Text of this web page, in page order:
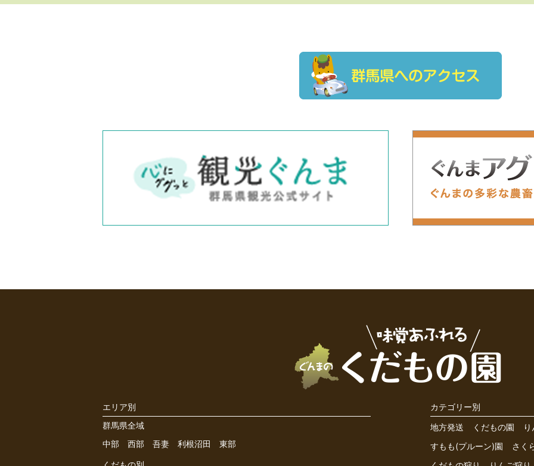
エリア別
群馬県全域
中部
西部 吾妻 利根沼田 東部
カテゴリー別
地方発送
くだもの園
すもも(プルーン)園
さく